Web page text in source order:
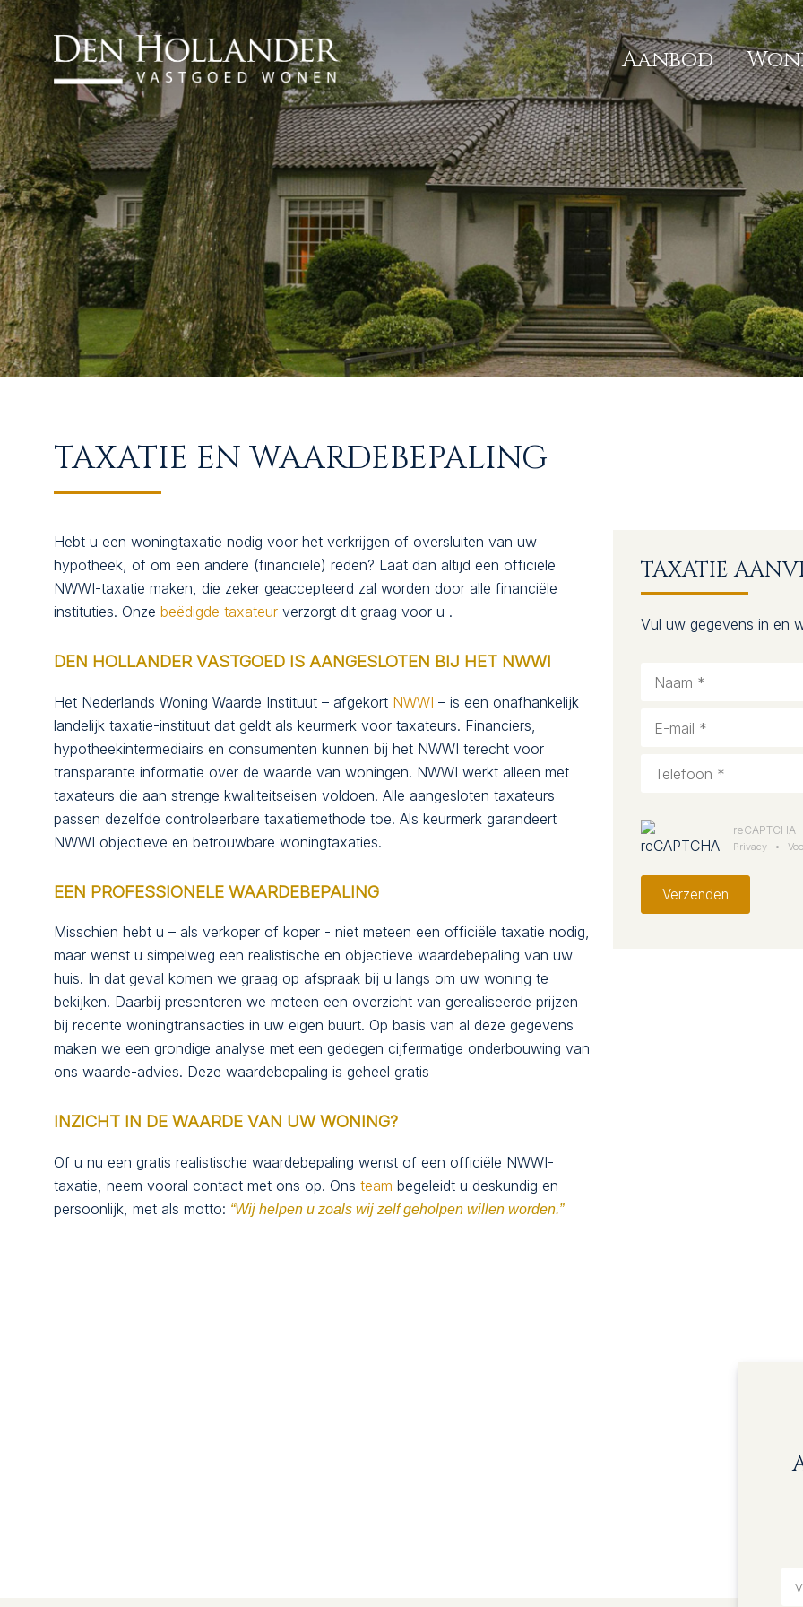
HOME
AANBOD
WAT DOEN WIJ?
SUCCESVOL VERKOCHT
WIE ZIJN WIJ?
CONTACT
Aanbod
TAXATIE EN WAARDEBEPALING
Hebt u een woningtaxatie nodig voor het verkrijgen of oversluiten van uw
hypotheek, of om een andere (financiële) reden? Laat dan altijd een officiële
NWWI-taxatie maken, die zeker geaccepteerd zal worden door alle financiële
instituties. Onze beëdigde taxateur verzorgt dit graag voor u .
DEN HOLLANDER VASTGOED IS AANGESLOTEN BIJ HET NWWI
Het Nederlands Woning Waarde Instituut – afgekort NWWI – is een onafhankelijk
landelijk taxatie-instituut dat geldt als keurmerk voor taxateurs. Financiers,
hypotheekintermediairs en consumenten kunnen bij het NWWI terecht voor
transparante informatie over de waarde van woningen. NWWI werkt alleen met
taxateurs die aan strenge kwaliteitseisen voldoen. Alle aangesloten taxateurs
passen dezelfde controleerbare taxatiemethode toe. Als keurmerk garandeert
NWWI objectieve en betrouwbare woningtaxaties.
EEN PROFESSIONELE WAARDEBEPALING
Misschien hebt u – als verkoper of koper - niet meteen een officiële taxatie nodig,
maar wenst u simpelweg een realistische en objectieve waardebepaling van uw
huis. In dat geval komen we graag op afspraak bij u langs om uw woning te
bekijken. Daarbij presenteren we meteen een overzicht van gerealiseerde prijzen
bij recente woningtransacties in uw eigen buurt. Op basis van al deze gegevens
maken we een grondige analyse met een gedegen cijfermatige onderbouwing van
ons waarde-advies. Deze waardebepaling is geheel gratis
INZICHT IN DE WAARDE VAN UW WONING?
Of u nu een gratis realistische waardebepaling wenst of een officiële NWWI-
taxatie, neem vooral contact met ons op. Ons team begeleidt u deskundig en
persoonlijk, met als motto: “Wij helpen u zoals wij zelf geholpen willen worden.”
TAXATIE
Vul uw gegevens in en
reCAPTCHA
Privacy •
Verzenden